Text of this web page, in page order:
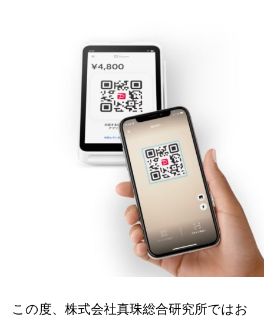
この度、株式会社真珠総合研究所ではお